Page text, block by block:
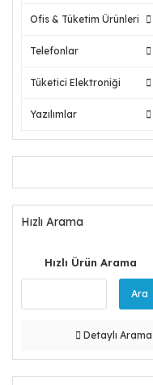
Ofis & Tüketim Ürünleri
Telefonlar
Tüketici Elektroniği
Yazılımlar
Hızlı Arama
Hızlı Ürün Arama
Ara
Detaylı Arama